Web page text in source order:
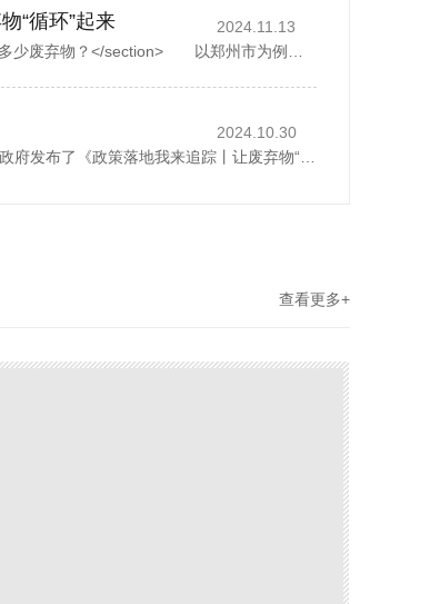
“循环”起来
2024.11.13
2024.10.30
查看更多+